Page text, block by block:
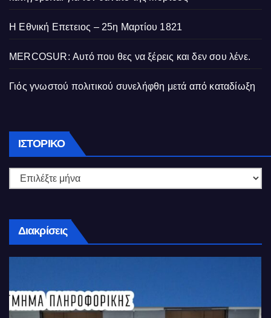
Η Εθνική Επετειος – 25η Μαρτίου 1821
MERCOSUR: Αυτό που θες να ξέρεις και δεν σου λένε.
Γιός γνωστού πολιτικού συνελήφθη μετά από καταδίωξη
ΙΣΤΟΡΙΚΌ Ιστορικό
Διακρίσεις